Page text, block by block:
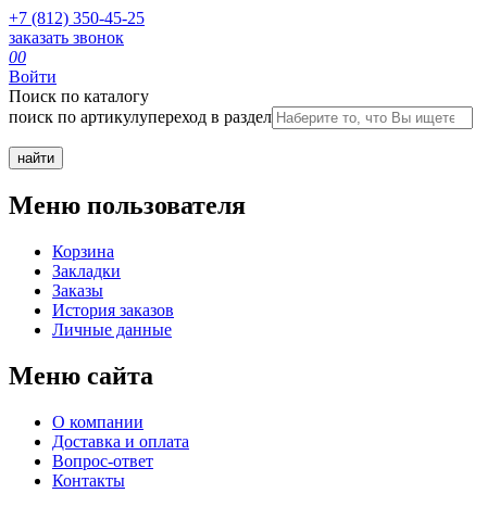
+7 (812) 350-45-25
заказать звонок
00
Войти
Поиск по каталогу
поиск по артикулупереход в раздел
Меню пользователя
Корзина
Закладки
Заказы
История заказов
Личные данные
Меню сайта
О компании
Доставка и оплата
Вопрос-ответ
Контакты